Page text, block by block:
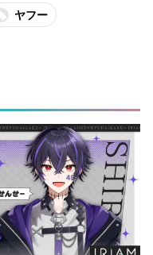
ヤフー